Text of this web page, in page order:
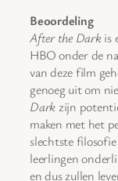
Beoordeling
After the Darkis
HBO onder de
van deze film
genoeg uit om
Darkzijn
maken met het
slechtste
leerlingen
en dus zullen